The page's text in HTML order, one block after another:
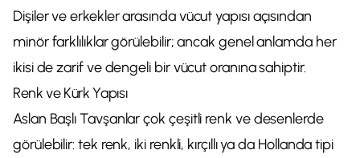
Dişiler ve erkekler arasında vücut yapısı açısından
minör farklılıklar görülebilir; ancak genel anlamda her
ikisi de zarif ve dengeli bir vücut oranına sahiptir.
Renk ve Kürk Yapısı
Aslan Başlı Tavşanlar çok çeşitli renk ve desenlerde
görülebilir: tek renk, iki renkli, kırçıllı ya da Hollanda tipi